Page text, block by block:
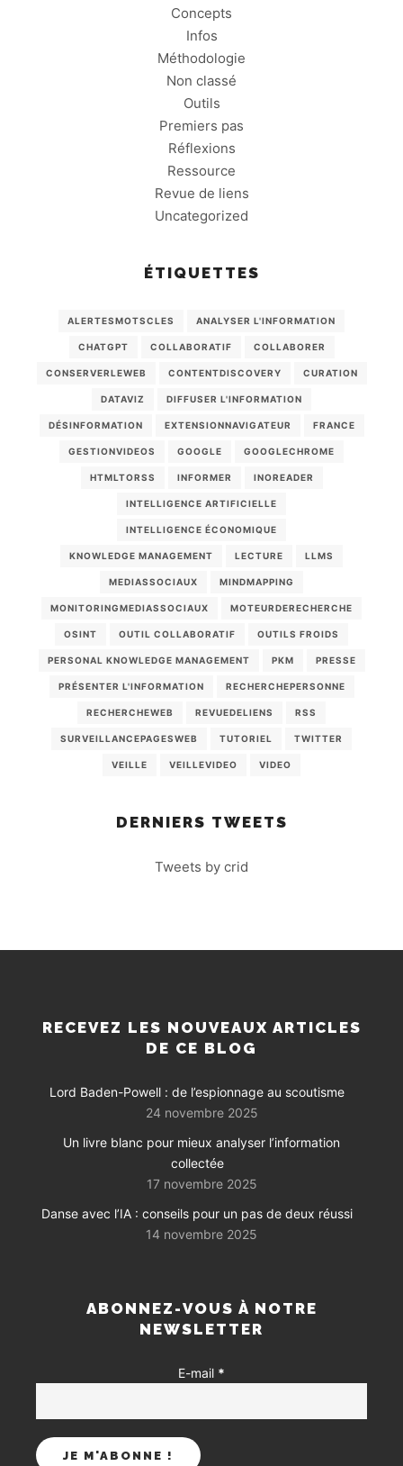
Concepts
Infos
Méthodologie
Non classé
Outils
Premiers pas
Réflexions
Ressource
Revue de liens
Uncategorized
ÉTIQUETTES
ALERTESMOTSCLES ANALYSER L'INFORMATION
CHATGPT COLLABORATIF COLLABORER
CONSERVERLEWEB CONTENTDISCOVERY CURATION
DATAVIZ DIFFUSER L'INFORMATION
DÉSINFORMATION EXTENSIONNAVIGATEUR FRANCE
GESTIONVIDEOS GOOGLE GOOGLECHROME
HTMLTORSS INFORMER INOREADER
INTELLIGENCE ARTIFICIELLE
INTELLIGENCE ÉCONOMIQUE
KNOWLEDGE MANAGEMENT LECTURE LLMS
MEDIASSOCIAUX MINDMAPPING
MONITORINGMEDIASSOCIAUX MOTEURDERECHERCHE
OSINT OUTIL COLLABORATIF OUTILS FROIDS
PERSONAL KNOWLEDGE MANAGEMENT PKM PRESSE
PRÉSENTER L'INFORMATION RECHERCHEPERSONNE
RECHERCHEWEB REVUEDELIENS RSS
SURVEILLANCEPAGESWEB TUTORIEL TWITTER
VEILLE VEILLEVIDEO VIDEO
DERNIERS TWEETS
Tweets by crid
RECEVEZ LES NOUVEAUX ARTICLES
DE CE BLOG
Lord Baden-Powell : de l’espionnage au scoutisme
24 novembre 2025
Un livre blanc pour mieux analyser l’information
collectée
17 novembre 2025
Danse avec l’IA : conseils pour un pas de deux réussi
14 novembre 2025
ABONNEZ-VOUS À NOTRE
NEWSLETTER
E-mail *